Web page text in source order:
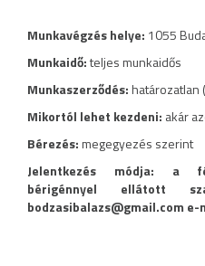
Munkavégzés helye: 1055
Munkaidő:teljes munkaidős
Munkaszerződés:határozatlan
Mikortól lehet kezdeni: akár
Bérezés:megegyezés szerint
Jelentkezés módja: a
bérigénnyel ellátott
bodzasibalazs@gmail.com